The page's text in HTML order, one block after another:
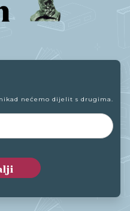
nećemo dijelit s drugima.